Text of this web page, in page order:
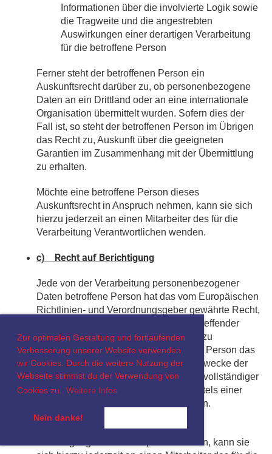
Zur optimalen Gestaltung und fortlaufenden
Verbesserung unserer Website verwenden
wir Cookies. Durch die weitere Nutzung der
Webseite stimmst du der Verwendung von
Cookies zu.
Weitere Infos
Nein danke!
Informationen über die involvierte Logik sowie
die Tragweite und die angestrebten
Auswirkungen einer derartigen Verarbeitung
für die betroffene Person
Ferner steht der betroffenen Person ein
Auskunftsrecht darüber zu, ob personenbezogene
Daten an ein Drittland oder an eine internationale
Organisation übermittelt wurden. Sofern dies der
Fall ist, so steht der betroffenen Person im Übrigen
das Recht zu, Auskunft über die geeigneten
Garantien im Zusammenhang mit der Übermittlung
zu erhalten.
Möchte eine betroffene Person dieses
Auskunftsrecht in Anspruch nehmen, kann sie sich
hierzu jederzeit an einen Mitarbeiter des für die
Verarbeitung Verantwortlichen wenden.
c) Recht auf Berichtigung
Jede von der Verarbeitung personenbezogener
Daten betroffene Person hat das vom Europäischen
Richtlinien- und Verordnungsgeber gewährte Recht,
die unverzügliche Berichtigung sie betreffender
unrichtiger personenbezogener Daten zu
verlangen. Ferner steht der betroffenen Person das
Recht zu, unter Berücksichtigung der Zwecke der
Verarbeitung, die Vervollständigung unvollständiger
personenbezogener Daten — auch mittels einer
ergänzenden Erklärung — zu verlangen.
Möchte eine betroffene Person dieses
Berichtigungsrecht in Anspruch nehmen, kann sie